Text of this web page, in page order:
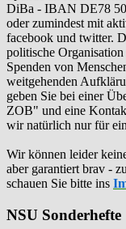
DiBa - IBAN DE78
oder zumindest mit
facebook und twitter.
politische
Spenden von
weitgehenden
geben Sie bei einer
ZOB" und eine
wir natürlich nur für
Wir können leider
aber garantiert brav -
schauen Sie bitte ins
NSU Sonderhefte